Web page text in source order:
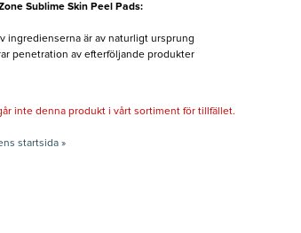
Sublime Skin Peel Pads:
ingredienserna är av naturligt ursprung
penetration av efterföljande produkter
inte denna produkt i vårt sortiment för tillfället.
startsida »